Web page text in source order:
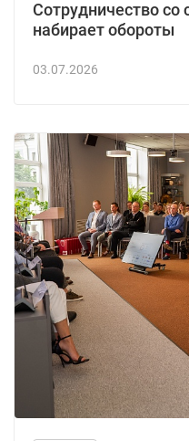
Сотрудничество
набирает обороты
03.07.2026